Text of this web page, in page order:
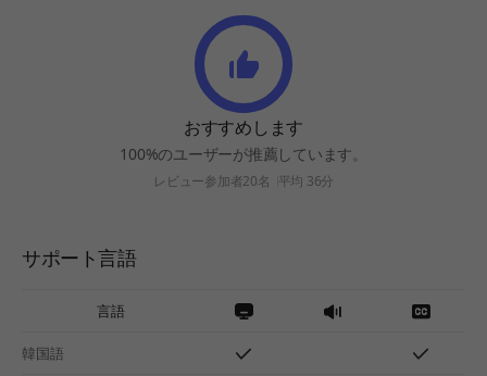
おすすめします
100%のユーザーが推薦しています。
レビュー参加者20名 平均 36分
サポート言語
言語
韓国語